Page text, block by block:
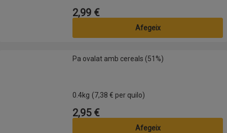
Preu
2,99 €
Afegeix
Pa ovalat amb cereals (51%)Pa ovalat amb cereals (51%)
0.4kg (7,38 € per quilo)
Preu
2,95 €
Afegeix